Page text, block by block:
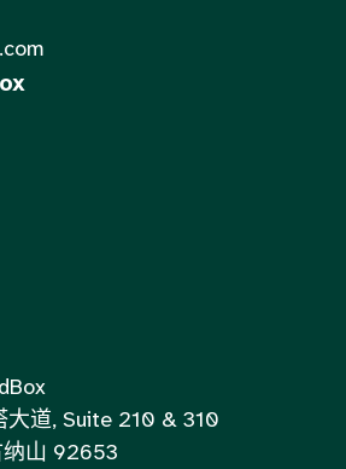
道, Suite 210 & 310
山 92653